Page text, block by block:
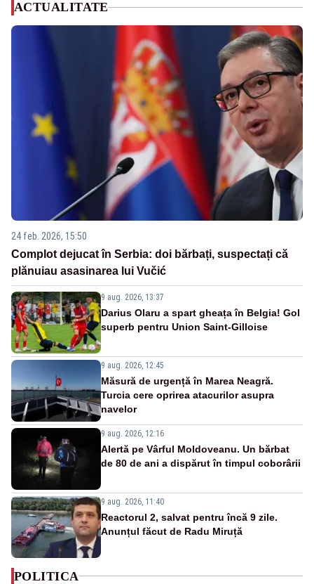
ACTUALITATE
24 feb. 2026, 15:50
Complot dejucat în Serbia: doi bărbați, suspectați că
plănuiau asasinarea lui Vučić
9 aug. 2026, 13:37
Darius Olaru a spart gheața în Belgia! Gol
superb pentru Union Saint-Gilloise
9 aug. 2026, 12:45
Măsură de urgență în Marea Neagră.
Turcia cere oprirea atacurilor asupra
navelor
9 aug. 2026, 12:16
Alertă pe Vârful Moldoveanu. Un bărbat
de 80 de ani a dispărut în timpul coborârii
9 aug. 2026, 11:40
Reactorul 2, salvat pentru încă 9 zile.
Anunțul făcut de Radu Miruță
POLITICA